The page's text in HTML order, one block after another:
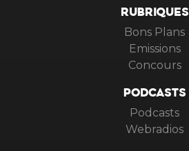
RUBRIQUES
Bons Plans
Emissions
Concours
PODCASTS
Podcasts
Webradios